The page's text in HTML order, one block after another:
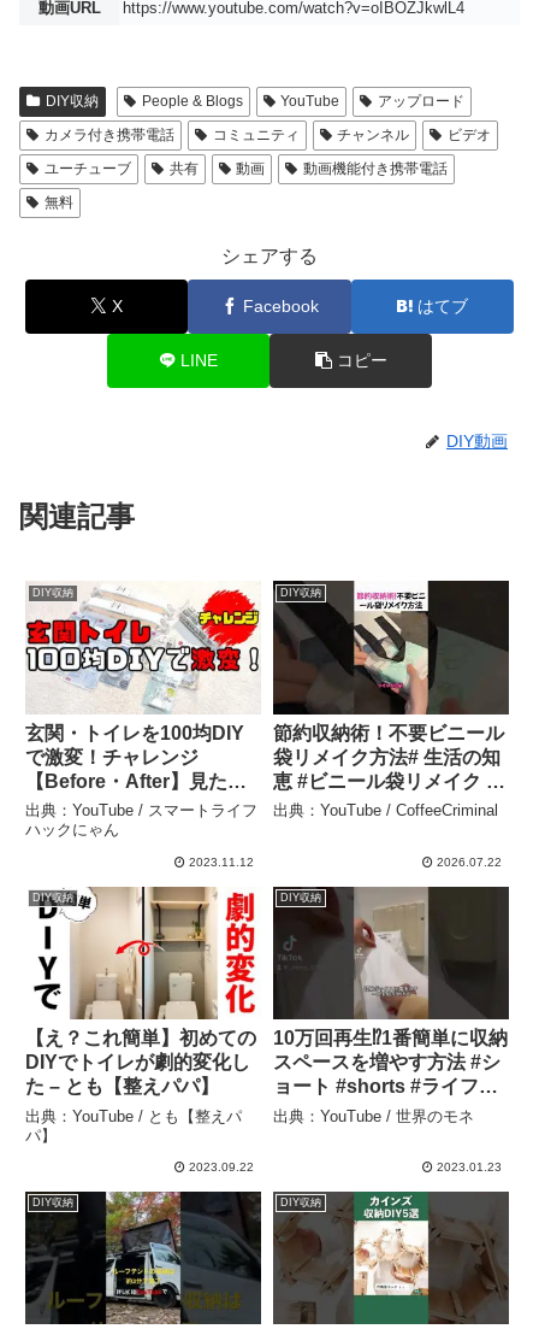
動画URL https://www.youtube.com/watch?v=oIBOZJkwlL4
DIY収納 People & Blogs YouTube
アップロード
カメラ付き携帯電話
コミュニティ チャンネル
ビデオ
ユーチューブ
共有 動画
動画機能付き携帯電話
無料
シェアする
X Facebook はてブ
LINE コピー
DIY動画
関連記事
DIY収納
玄関・トイレを100均DIY
で激変！チャレンジ
【Before・After】見た目
良しコスパ良し楽しくDIY
– スマートライフハックに
出典：YouTube / スマートライフ
ハックにゃん
2023.11.12
DIY収納
節約収納術！不要ビニール
袋リメイク方法# 生活の知
恵 #ビニール袋リメイク #
収納術 #簡単 DIY #節約生
出典：YouTube / CoffeeCriminal
2026.07.22
DIY収納
【え？これ簡単】初めての
DIYでトイレが劇的変化し
た – とも【整えパパ】
出典：YouTube / とも【整えパ
パ】
2023.09.22
DIY収納
10万回再生⁉️1番簡単に収納
スペースを増やす方法 #シ
ョート #shorts #ライフハ
ック #lifehacks #簡単diy –
出典：YouTube / 世界のモネ
2023.01.23
DIY収納 DIY収納